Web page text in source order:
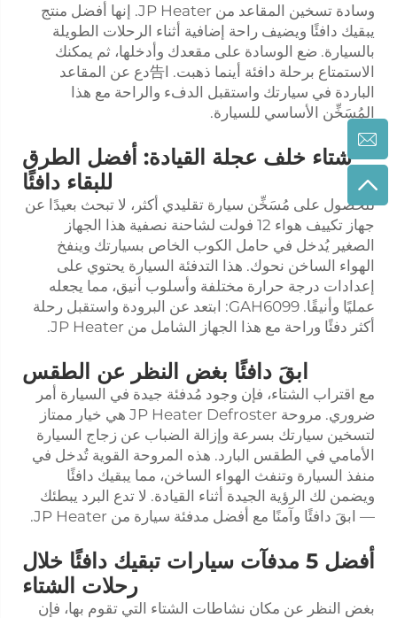
وسادة تسخين المقاعد من JP Heater. إنها أفضل منتج
يبقيك دافئًا ويضيف راحة إضافية أثناء الرحلات الطويلة
بالسيارة. ضع الوسادة على مقعدك وأدخلها، ثم يمكنك
الاستمتاع برحلة دافئة أينما ذهبت. ا告دع عن المقاعد
الباردة في سيارتك واستقبل الدفء والراحة مع هذا
المُسَخِّن الأساسي للسيارة.
شتاء خلف عجلة القيادة: أفضل الطرق
للبقاء دافئًا
للحصول على مُسَخِّن سيارة تقليدي أكثر، لا تبحث بعيدًا عن
جهاز تكييف هواء 12 فولت لشاحنة نصفية
هذا الجهاز
الصغير يُدخل في حامل الكوب الخاص بسيارتك وينفخ
الهواء الساخن نحوك. هذا التدفئة السيارة يحتوي على
إعدادات درجة حرارة مختلفة وأسلوب أنيق، مما يجعله
عمليًا وأنيقًا. GAH6099: ابتعد عن البرودة واستقبل رحلة
أكثر دفئًا وراحة مع هذا الجهاز الشامل من JP Heater.
ابقَ دافئًا بغض النظر عن الطقس
مع اقتراب الشتاء، فإن وجود مُدفئة جيدة في السيارة أمر
ضروري. مروحة JP Heater Defroster هي خيار ممتاز
لتسخين سيارتك بسرعة وإزالة الضباب عن زجاج السيارة
الأمامي في الطقس البارد. هذه المروحة القوية تُدخل في
منفذ السيارة وتنفث الهواء الساخن، مما يبقيك دافئًا
ويضمن لك الرؤية الجيدة أثناء القيادة. لا تدع البرد يبطئك
— ابقَ دافئًا وآمنًا مع أفضل مدفئة سيارة من JP Heater.
أفضل 5 مدفآت سيارات تبقيك دافئًا خلال
رحلات الشتاء
بغض النظر عن مكان نشاطات الشتاء التي تقوم بها، فإن